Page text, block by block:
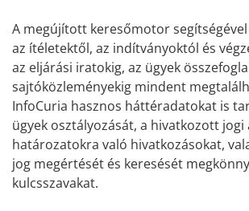
A megújított keresőmotor
az ítéletektől, az indítványoktól és
az eljárási iratokig, az ügyek
sajtóközleményekig mindent
InfoCuria hasznos háttéradatokat is
ügyek osztályozását, a hivatkozott jogi
határozatokra való hivatkozásokat,
jog megértését és keresését
kulcsszavakat.